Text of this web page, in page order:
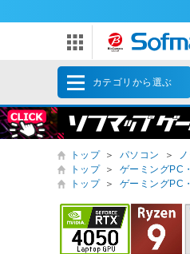
カテゴリから選ぶ
トップ ＞ パソコン ＞
トップ
＞ ゲーミングPC
トップ
＞ ゲーミングPC